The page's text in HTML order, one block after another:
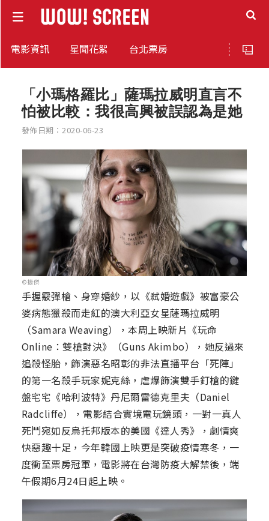
電影資訊 星聞花絮 台北票房
「小瑪格羅比」薩瑪拉威明直言不
怕被比較：我很高興被誤認為是她
發佈日期：2020-06-23
©捷傑
手握霰彈槍、身穿婚紗，以《弒婚遊戲》被富豪公
婆病態獵殺而走紅的澳大利亞女星薩瑪拉威明
（Samara Weaving），本周上映新片《玩命
Online：雙槍對決》（Guns Akimbo），她反過來
追殺怪胎，飾演惡名昭彰的非法直播平台「死陣」
的第一名殺手玩家妮克絲，虐爆飾演雙手釘槍的鍵
盤宅宅《哈利波特》丹尼爾雷德克里夫（Daniel
Radcliffe），電影結合實境電玩鏡頭，一對一真人
死鬥宛如反烏托邦版本的美國《達人秀》，劇情爽
快惡趣十足，今年韓國上映更是突破疫情寒冬，一
度衝至票房冠軍，電影將在台灣防疫大解禁後，端
午假期6月24日起上映。